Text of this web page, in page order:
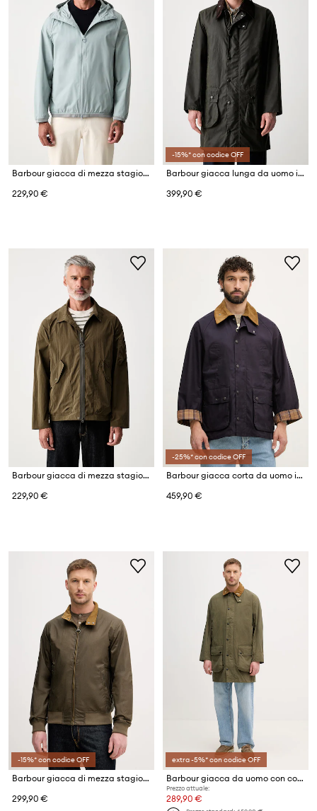
Barbour giacca di mezza stagione da uomo Stoneport
229,90 €
-15%* con codice OFF
Barbour giacca lunga da uomo in cotone
399,90 €
Barbour giacca di mezza stagione da uomo
229,90 €
-25%* con codice OFF
Barbour giacca corta da uomo in cotone Bedale
459,90 €
-15%* con codice OFF
Barbour giacca di mezza stagione da uomo in cotone
299,90 €
extra -5%* con codice OFF
Barbour giacca da uomo con cotone
Prezzo attuale:
289,90 €